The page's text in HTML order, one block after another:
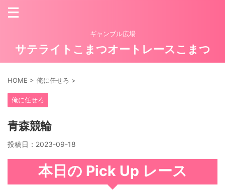
ギャンブル広場
サテライトこまつオートレースこまつ
HOME > 俺に任せろ >
俺に任せろ
青森競輪
投稿日： 2023-09-18
本日の Pick Up レース